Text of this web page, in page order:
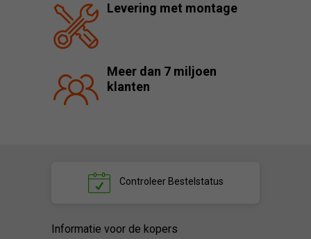
Levering met montage
Meer dan 7 miljoen
klanten
ControleerBestelstatus
Informatie voor de kopers